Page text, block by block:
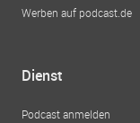
Werben auf podcast.de
Dienst
Podcast anmelden